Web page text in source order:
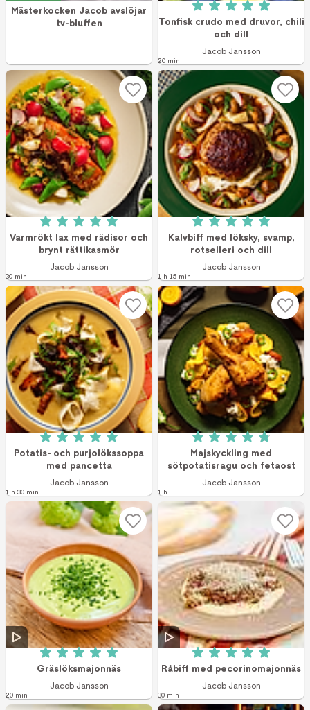
Mästerkocken Jacob avslöjar
tv-bluffen
Betyg: 5 av 5 (3
Tonfisk crudo med druvor, chili
och dill
Jacob Jansson
20 min
Betyg: 5 av 5 (3 röster)
Varmrökt lax med rädisor och
brynt rättikasmör
Jacob Jansson
30 min
Betyg: 5 av 5 (7
Kalvbiff med löksky, svamp,
rotselleri och dill
Jacob Jansson
1 h 15 min
Betyg: 5 av 5 (4 röster)
Potatis- och purjolökssoppa
med pancetta
Jacob Jansson
1 h 30 min
Betyg: 4.8 av 5
Majskyckling med
sötpotatisragu och fetaost
Jacob Jansson
1 h
Betyg: 5 av 5 (2 röster)
Gräslöksmajonnäs
Jacob Jansson
20 min
Betyg: 5 av 5 (4
Råbiff med pecorinomajonnäs
Jacob Jansson
30 min